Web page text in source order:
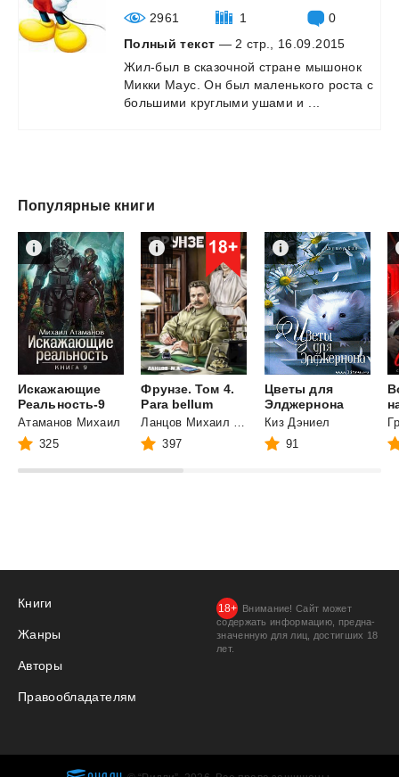
2961
1
0
Полный текст — 2 стр., 16.09.2015
Жил-был в сказочной стране мышонок
Микки Маус. Он был маленького роста с
большими круглыми ушами и
Популярные книги
Искажающие
Реальность-9
Атаманов Михаил
325
Фрунзе. Том 4.
Para bellum
397
Цветы для
Элджернона
Киз Дэниел
91
Книги
Жанры
Авторы
Правообладателям
Внимание! Сайт может
содержать информацию, предна­
значенную для лиц, дости­гших 18
лет.